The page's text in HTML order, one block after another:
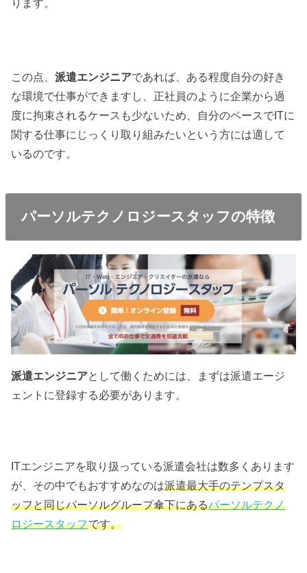
この点、派遣エンジニアであれば、ある程度自分の好き
な環境で仕事ができますし、正社員のように企業から過
度に拘束されるケースも少ないため、自分のペースでITに
関する仕事にじっくり取り組みたいという方には適して
いるのです。
パーソルテクノロジースタッフの特徴
派遣エンジニアとして働くためには、まずは派遣エージ
ェントに登録する必要があります。
ITエンジニアを取り扱っている派遣会社は数多くあります
が、その中でもおすすめなのは派遣最大手のテンプスタ
ッフと同じパーソルグループ傘下にあるパーソルテクノ
ロジースタッフです。